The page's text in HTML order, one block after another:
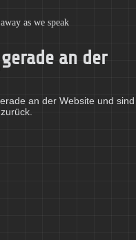
an der
an der Website und sind